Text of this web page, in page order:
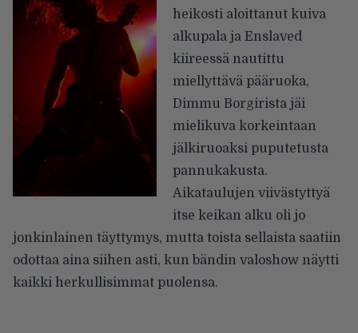
heikosti aloittanut kuiva
alkupala ja Enslaved
kiireessä nautittu
miellyttävä pääruoka,
Dimmu Borgirista jäi
mielikuva korkeintaan
jälkiruoaksi puputetusta
pannukakusta.
Aikataulujen viivästyttyä
itse keikan alku oli jo
jonkinlainen täyttymys, mutta toista sellaista saatiin
odottaa aina siihen asti, kun bändin valoshow näytti
kaikki herkullisimmat puolensa.